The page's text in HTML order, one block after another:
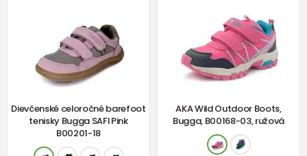
Dievčenské celoročné barefoot
tenisky Bugga SAFI Pink
B00201-18
AKA Wild Outdoor Boots,
Bugga, B00168-03, ružová